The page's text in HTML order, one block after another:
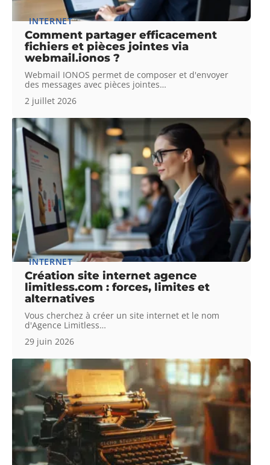
INTERNET
Comment partager efficacement
fichiers et pièces jointes via
webmail.ionos ?
Webmail IONOS permet de composer et d'envoyer
des messages avec pièces jointes…
2 juillet 2026
INTERNET
Création site internet agence
limitless.com : forces, limites et
alternatives
Vous cherchez à créer un site internet et le nom
d'Agence Limitless…
29 juin 2026